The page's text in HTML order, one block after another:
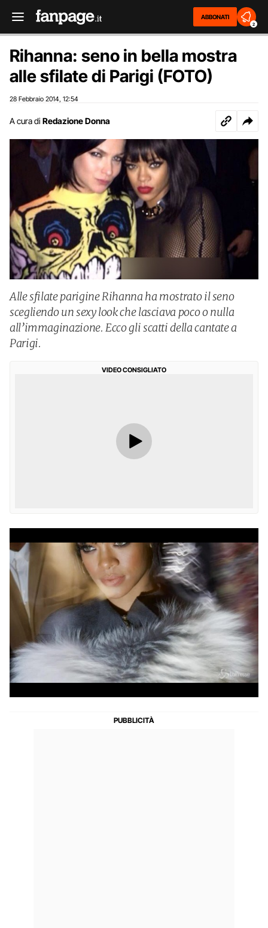
ABBONATI
2
Rihanna: seno in bella mostra
alle sfilate di Parigi (FOTO)
28 Febbraio 2014 12:54
A cura di Redazione Donna
Alle sfilate parigine Rihanna ha mostrato il seno
scegliendo un sexy look che lasciava poco o nulla
all’immaginazione. Ecco gli scatti della cantate a
Parigi.
VIDEO CONSIGLIATO